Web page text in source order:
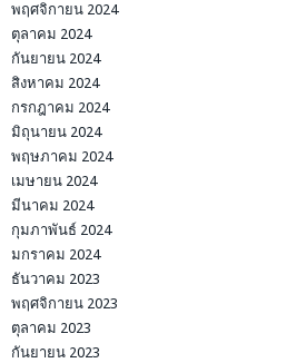
พฤศจิกายน 2024
ตุลาคม 2024
กันยายน 2024
สิงหาคม 2024
กรกฎาคม 2024
มิถุนายน 2024
พฤษภาคม 2024
เมษายน 2024
มีนาคม 2024
กุมภาพันธ์ 2024
มกราคม 2024
ธันวาคม 2023
พฤศจิกายน 2023
ตุลาคม 2023
กันยายน 2023